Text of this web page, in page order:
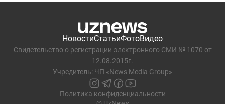
НовостиСтатьиФотоВидео
Свидетельство о регистрации электронного СМИ № 1070 от
12.08.2015г.
Учредитель: ЧП «News Media Group»
Политика конфиденциальности